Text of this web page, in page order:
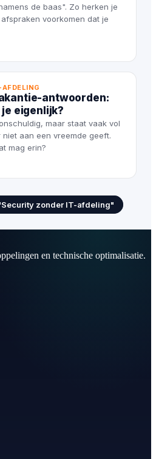
de baas". Zo herken je
voorkomen dat je
antwoorden:
eigenlijk?
maar staat vaak vol
aan een vreemde geeft.
mag erin?
zonder IT-afdeling"
en technische optimalisatie.